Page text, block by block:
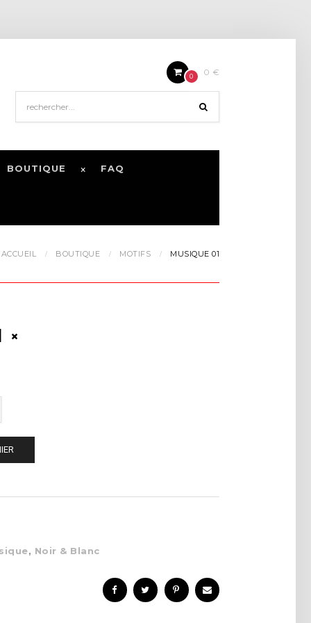
0 0 €
BOUTIQUE FAQ
ACCUEIL BOUTIQUE MOTIFS MUSIQUE 01
, Noir & Blanc